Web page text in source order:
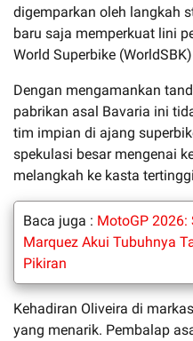
digemparkan oleh langkah
baru saja memperkuat lini
World Superbike
Dengan mengamankan
pabrikan asal Bavaria ini
tim impian di ajang
spekulasi besar mengenai
melangkah ke kasta
Baca juga : MotoGP 2026:
Marquez Akui Tubuhnya
Pikiran
Kehadiran Oliveira di
yang menarik. Pembalap